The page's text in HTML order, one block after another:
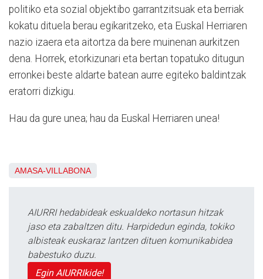
politiko eta sozial objektibo garrantzitsuak eta berriak
kokatu dituela berau egikaritzeko, eta Euskal Herriaren
nazio izaera eta aitortza da bere muinenan aurkitzen
dena. Horrek, etorkizunari eta bertan topatuko ditugun
erronkei beste aldarte batean aurre egiteko baldintzak
eratorri dizkigu.
Hau da gure unea; hau da Euskal Herriaren unea!
AMASA-VILLABONA
AIURRI hedabideak eskualdeko nortasun hitzak
jaso eta zabaltzen ditu. Harpidedun eginda, tokiko
albisteak euskaraz lantzen dituen komunikabidea
babestuko duzu.
Egin AIURRIkide!